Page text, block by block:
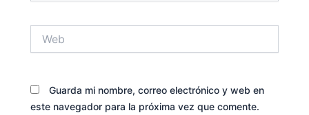
Guarda mi nombre, correo electrónico y web en
este navegador para la próxima vez que comente.